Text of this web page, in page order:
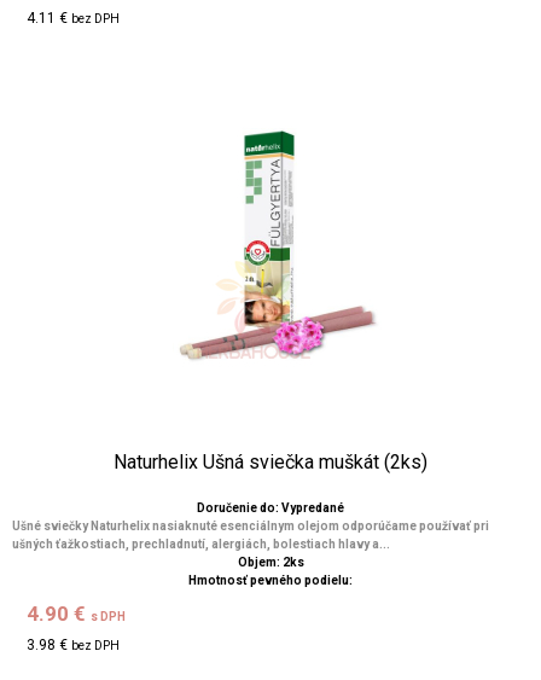
4.11 € bez DPH
Naturhelix Ušná sviečka muškát (2ks)
Doručenie do: Vypredané
Ušné sviečky Naturhelix nasiaknuté esenciálnym olejom odporúčame používať pri
ušných ťažkostiach, prechladnutí, alergiách, bolestiach hlavy a...
Objem: 2ks
Hmotnosť pevného podielu:
4.90 € s DPH
3.98 € bez DPH